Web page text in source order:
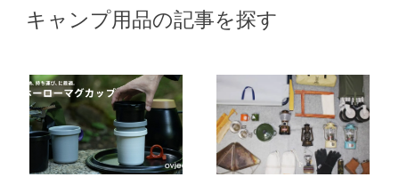
キャンプ用品の記事を探す